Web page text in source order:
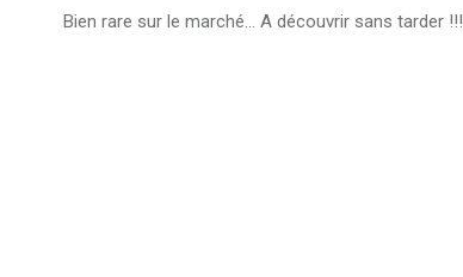
Bien rare sur le marché... A découvrir sans tarder !!!